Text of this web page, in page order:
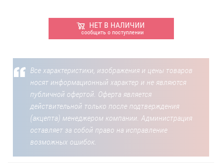
НЕТ В НАЛИЧИИ
сообщить о поступлении
Все характеристики, изображения и цены товаров
носят информационный характер и не являются
публичной офертой. Оферта является
действительной только после подтверждения
(акцепта) менеджером компании. Администрация
оставляет за собой право на исправление
возможных ошибок.